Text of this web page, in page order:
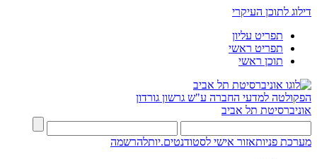
דילוג לתוכן העיקרי
תפריט עליון
תפריט ראשי
תוכן ראשי
הפקולטה למדעי החברה ע"ש גרשון גורדון
אוניברסיטת תל אביב
מערכת פניותאזור אישי לסטודנטים.יותלהרשמה